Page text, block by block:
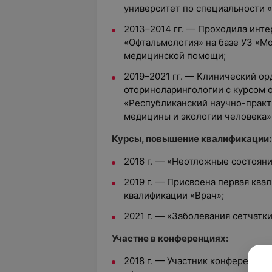
университет по специальности
2013–2014 гг. — Проходила
«Офтальмология» на базе УЗ
медицинской помощи;
2019–2021 гг. — Клинический
оториноларингологии с курсом
«Республиканский научно-
медицины и экологии
Курсы, повышение квалификации:
2016 г. — «Неотложные
2019 г. — Присвоена первая
квалификации «Врач»;
2021 г. — «Заболевания
Участие в конференциях:
2018 г. — Участник конференции